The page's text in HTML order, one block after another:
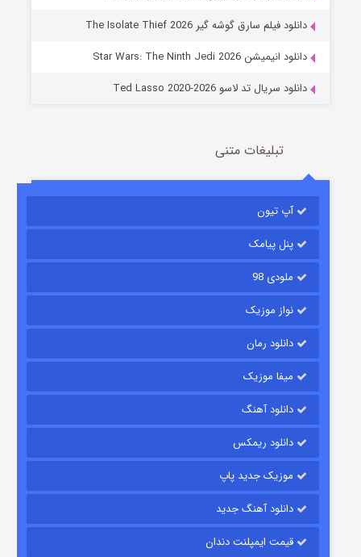
جادوگری در مغولستان
قسمت14 (زیرنویس) منتشر شد
رویایی برای تو
قسمت
دانلود فیلم سارق گوشه گیر The Isolate Thief 2026
دانلود انیمیشن Star Wars: The Ninth Jedi 2026
دانلود سریال تد لاسو Ted Lasso 2020-2026
تبلیغات متنی
آپ تیون
پنل پیامک
ملودی 98
نواز موزیک
دانلود رمان
میفا موزیک
دانلود آهنگ
دانلود ریمکس
موزیک جدید پاپ
دانلود آهنگ جدید
قیمت ایمپلنت دندان